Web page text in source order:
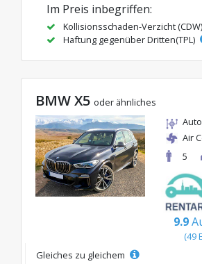
Im Preis inbegriffen:
Kollisionsschaden-Verzicht (CDW)
Haftung gegenüber Dritten(TPL)
BMW X5 oder ähnliches
Air
5
9.9
(49
Gleiches zu gleichem